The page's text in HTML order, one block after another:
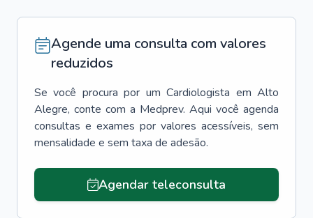
Agende uma consulta com valores
reduzidos
Se você procura por um Cardiologista em Alto
Alegre, conte com a Medprev. Aqui você agenda
consultas e exames por valores acessíveis, sem
mensalidade e sem taxa de adesão.
Agendar teleconsulta